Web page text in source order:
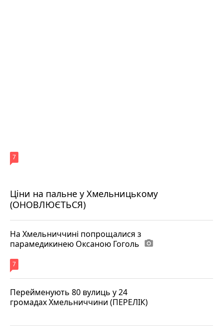
Ціни на пальне у Хмельницькому
(ОНОВЛЮЄТЬСЯ)
7
На Хмельниччині попрощалися з
парамедикинею Оксаною Гоголь photo_camera
7
Перейменують 80 вулиць у 24
громадах Хмельниччини (ПЕРЕЛІК)